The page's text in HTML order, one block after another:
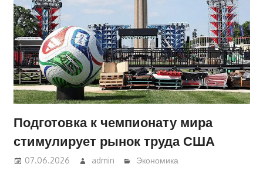
Подготовка к чемпионату мира
стимулирует рынок труда США
07.06.2026 admin Экономика